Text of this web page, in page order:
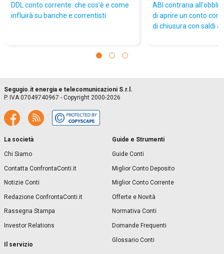
DDL conto corrente: che cos'è e come
influirà su banche e correntisti
ABI contraria
di aprire un conto
di chiusura con saldi
La società
Chi Siamo
Contatta ConfrontaConti.it
Notizie Conti
Redazione ConfrontaConti.it
Rassegna Stampa
Investor Relations
Il servizio
Guide e Strumenti
Guide Conti
Miglior Conto Deposito
Miglior Conto Corrente
Offerte e Novità
Normativa Conti
Domande Frequenti
Glossario Conti
Segugio.it energia e telecomunicazioni S.r.l.
P. IVA 07049740967 - Copyright 2000-2026